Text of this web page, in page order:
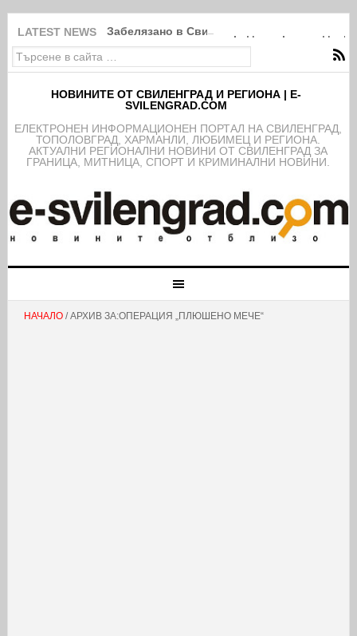
LATEST NEWS Забелязано в Свиленград: Покрити в
НОВИНИТЕ ОТ СВИЛЕНГРАД И РЕГИОНА | E-
SVILENGRAD.COM
EЛЕКТРОНЕН ИНФОРМАЦИОНЕН ПОРТАЛ НА СВИЛЕНГРАД,
ТОПОЛОВГРАД, ХАРМАНЛИ, ЛЮБИМЕЦ И РЕГИОНА.
АКТУАЛНИ РЕГИОНАЛНИ НОВИНИ ОТ СВИЛЕНГРАД ЗА
ГРАНИЦА, МИТНИЦА, СПОРТ И КРИМИНАЛНИ НОВИНИ.
НАЧАЛО/ АРХИВ ЗА:ОПЕРАЦИЯ „ПЛЮШЕНО МЕЧЕ“